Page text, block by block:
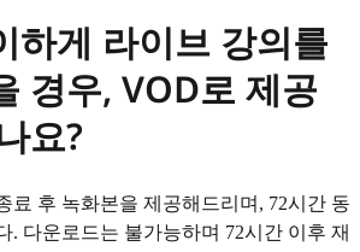
하게 라이브 강의를
경우, VOD로 제공
요?
료 후 녹화본을 제공해드리며, 72시간 동
. 다운로드는 불가능하며 72시간 이후 재